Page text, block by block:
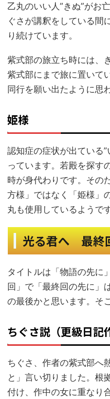
乙丸のいい人”きぬ”がお
ぐさが講釈をしている間
り続けています。
紫式部の旅立ち時には、
紫式部にまで旅に置いて
同行を願い出たように思
姫様
認知症の症状が出ている
っています。若殿を探す
時が身代わりです。その
方様」ではなく「姫様」
丸も使用しているようです
光る君へ 最
タイトルは「物語の先に
回」で「最終回の先に」
の最後かと思います。そ
ちぐさ説（更級日記
ちぐさ、作者の紫式部へ
と」言い切りました。根
付け、作中の女に重なり